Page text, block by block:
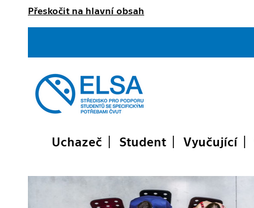
Přeskočit na hlavní obsah
Uchazeč Student Vyučující